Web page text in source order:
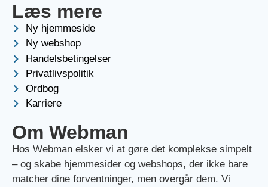
Læs mere
Ny hjemmeside
Ny webshop
Handelsbetingelser
Privatlivspolitik
Ordbog
Karriere
Om Webman
Hos Webman elsker vi at gøre det komplekse simpelt
– og skabe hjemmesider og webshops, der ikke bare
matcher dine forventninger, men overgår dem. Vi